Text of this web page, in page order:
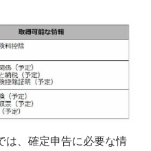
は、確定申告に必要な情